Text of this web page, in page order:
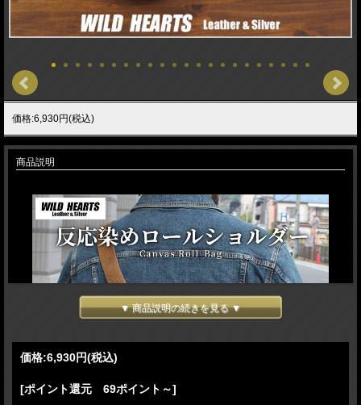
価格:6,930円(税込)
商品説明
▼ 商品説明の続きを見る ▼
価格:6,930円(税込)
[ポイント還元 69ポイント～]